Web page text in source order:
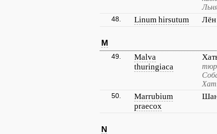
48. Linum hirsutum Лён
M
49.
Malva
thuringiaca
50.
Marrubium
praecox
N